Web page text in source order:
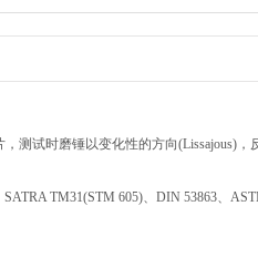
测试时磨锤以变化性的方向(Lissajous)，
TM31(STM 605)、DIN 53863、